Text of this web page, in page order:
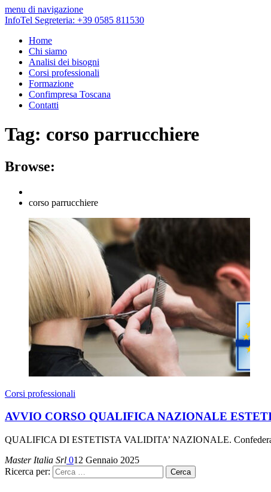
menu di navigazione
InfoTel Segreteria: +39 0585 811530
Home
Chi siamo
Analisi dei bisogni
Corsi professionali
Formazione
Confimpresa Toscana
Contatti
Tag: corso parrucchiere
Browse:
corso parrucchiere
Corsi professionali
AVVIO CORSO QUALIFICA NAZIONALE
QUALIFICA DI ESTETISTA VALIDITA’ NAZIONALE.
Master Italia Srl 012 Gennaio 2025
Ricerca per: